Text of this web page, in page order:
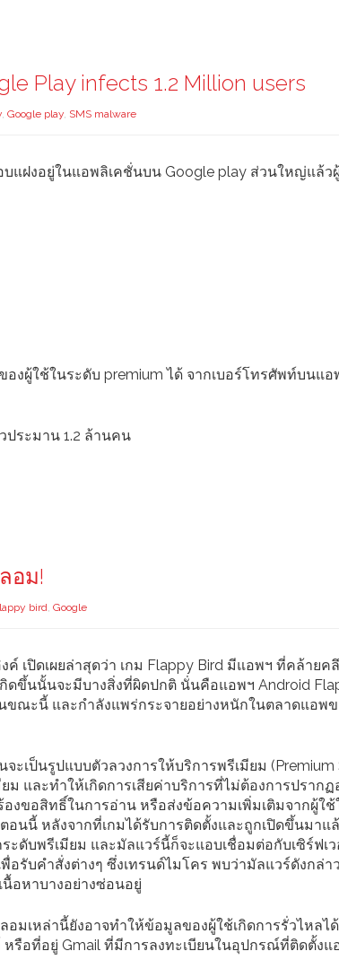
Play infects 1.2 Million users
, Google play, SMS malware
แฝงอยู่ในแอพลิเคชั่นบน Google play ส่วนใหญ่แล้ว
งผู้ใช้ในระดับ premium ได้ จากเบอร์โทรศัพท์บนแ
ประมาน 1.2 ล้านคน
อม!
bird, Google
เปิดเผยล่าสุดว่า เกม Flappy Bird มีแอพฯ ที่คล้ายค
ดขึ้นนั้นจะมีบางสิ่งที่ผิดปกติ นั่นคือแอพฯ Android
ณะนี้ และกำลังแพร่กระจายอย่างหนักในตลาดแอพข
เป็นรูปแบบตัวลวงการให้บริการพรีเมียม (Premium
และทำให้เกิดการเสียค่าบริการที่ไม่ต้องการปรากฏ
งขอสิทธิ์ในการอ่าน หรือส่งข้อความเพิ่มเติมจากผู้ใช้
นนี้ หลังจากที่เกมได้รับการติดตั้งและถูกเปิดขึ้นมาแ
ดับพรีเมียม และมัลแวร์นี้ก็จะแอบเชื่อมต่อกับเซิร์ฟเว
อรับคำสั่งต่างๆ ซึ่งเทรนด์ไมโคร พบว่ามัลแวร์ดังกล่า
อหาบางอย่างซ่อนอยู่
มเหล่านี้ยังอาจทำให้ข้อมูลของผู้ใช้เกิดการรั่วไหลไ
รือที่อยู่ Gmail ที่มีการลงทะเบียนในอุปกรณ์ที่ติดตั้งแ